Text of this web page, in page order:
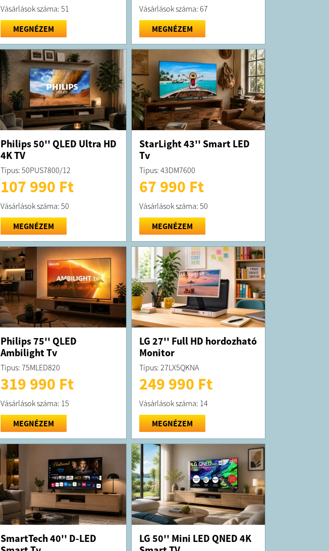
Vásárlások száma: 51
MEGNÉZEM
Vásárlások száma: 67
MEGNÉZEM
Philips 50'' QLED Ultra HD
4K TV
Típus: 50PUS7800/12
107 990 Ft
Vásárlások száma: 50
MEGNÉZEM
StarLight 43'' Smart LED
Tv
Tipus: 43DM7600
67 990 Ft
Vásárlások száma: 50
MEGNÉZEM
Philips 75'' QLED
Ambilight Tv
Tipus: 75MLED820
319 990 Ft
Vásárlások száma: 15
MEGNÉZEM
LG 27'' Full HD hordozható
Monitor
Típus: 27LX5QKNA
249 990 Ft
Vásárlások száma: 14
MEGNÉZEM
SmartTech 40'' D-LED
LG 50'' Mini LED QNED 4K